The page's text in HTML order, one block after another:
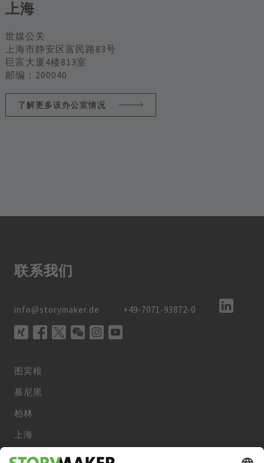
上海
世媒公关
上海市静安区富民路83号
巨富大厦4楼813室
邮编：200040
了解更多该办公室情况
联系我们
info@storymaker.de +49-7071-93872-0
图宾根
慕尼黑
柏林
上海